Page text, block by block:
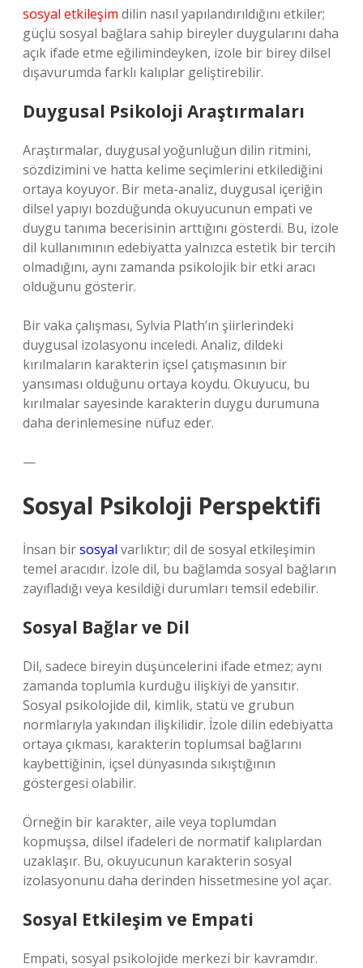
sosyal etkileşim dilin nasıl yapılandırıldığını etkiler;
güçlü sosyal bağlara sahip bireyler duygularını daha
açık ifade etme eğilimindeyken, izole bir birey dilsel
dışavurumda farklı kalıplar geliştirebilir.
Duygusal Psikoloji Araştırmaları
Araştırmalar, duygusal yoğunluğun dilin ritmini,
sözdizimini ve hatta kelime seçimlerini etkilediğini
ortaya koyuyor. Bir meta-analiz, duygusal içeriğin
dilsel yapıyı bozduğunda okuyucunun empati ve
duygu tanıma becerisinin arttığını gösterdi. Bu, izole
dil kullanımının edebiyatta yalnızca estetik bir tercih
olmadığını, aynı zamanda psikolojik bir etki aracı
olduğunu gösterir.
Bir vaka çalışması, Sylvia Plath’ın şiirlerindeki
duygusal izolasyonu inceledi. Analiz, dildeki
kırılmaların karakterin içsel çatışmasının bir
yansıması olduğunu ortaya koydu. Okuyucu, bu
kırılmalar sayesinde karakterin duygu durumuna
daha derinlemesine nüfuz eder.
—
Sosyal Psikoloji Perspektifi
İnsan birsosyal varlıktır; dil de sosyal etkileşimin
temel aracıdır. İzole dil, bu bağlamda sosyal bağların
zayıfladığı veya kesildiği durumları temsil edebilir.
Sosyal Bağlar ve Dil
Dil, sadece bireyin düşüncelerini ifade etmez; aynı
zamanda toplumla kurduğu ilişkiyi de yansıtır.
Sosyal psikolojide dil, kimlik, statü ve grubun
normlarıyla yakından ilişkilidir. İzole dilin edebiyatta
ortaya çıkması, karakterin toplumsal bağlarını
kaybettiğinin, içsel dünyasında sıkıştığının
göstergesi olabilir.
Örneğin bir karakter, aile veya toplumdan
kopmuşsa, dilsel ifadeleri de normatif kalıplardan
uzaklaşır. Bu, okuyucunun karakterin sosyal
izolasyonunu daha derinden hissetmesine yol açar.
Sosyal Etkileşim ve Empati
Empati, sosyal psikolojide merkezi bir kavramdır.